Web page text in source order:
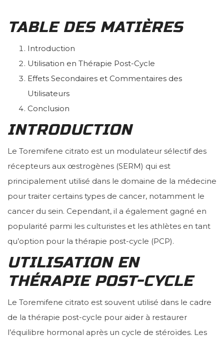
TABLE DES MATIÈRES
Introduction
Utilisation en Thérapie Post-Cycle
Effets Secondaires et Commentaires des
Utilisateurs
Conclusion
INTRODUCTION
Le Toremifene citrato est un modulateur sélectif des
récepteurs aux œstrogènes (SERM) qui est
principalement utilisé dans le domaine de la médecine
pour traiter certains types de cancer, notamment le
cancer du sein. Cependant, il a également gagné en
popularité parmi les culturistes et les athlètes en tant
qu’option pour la thérapie post-cycle (PCP).
UTILISATION EN
THÉRAPIE POST-CYCLE
Le Toremifene citrato est souvent utilisé dans le cadre
de la thérapie post-cycle pour aider à restaurer
l’équilibre hormonal après un cycle de stéroïdes. Les